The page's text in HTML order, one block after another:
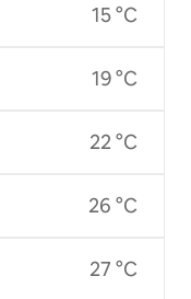
15 °C
19 °C
22 °C
26 °C
27 °C